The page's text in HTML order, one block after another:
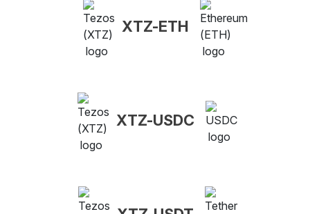
XTZ-ETH
XTZ-USDC